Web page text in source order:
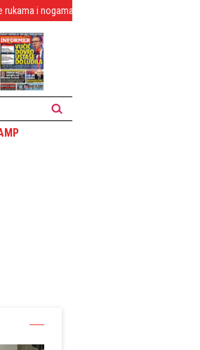
glavi i telu! Jezivi detalji brutalnog ubistva - Sin